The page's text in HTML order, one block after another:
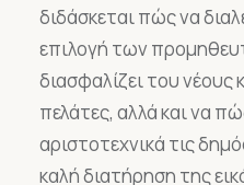
διδάσκεται πώς να
επιλογή των
διασφαλίζει του
πελάτες, αλλά και να
αριστοτεχνικά τις
καλή διατήρηση της